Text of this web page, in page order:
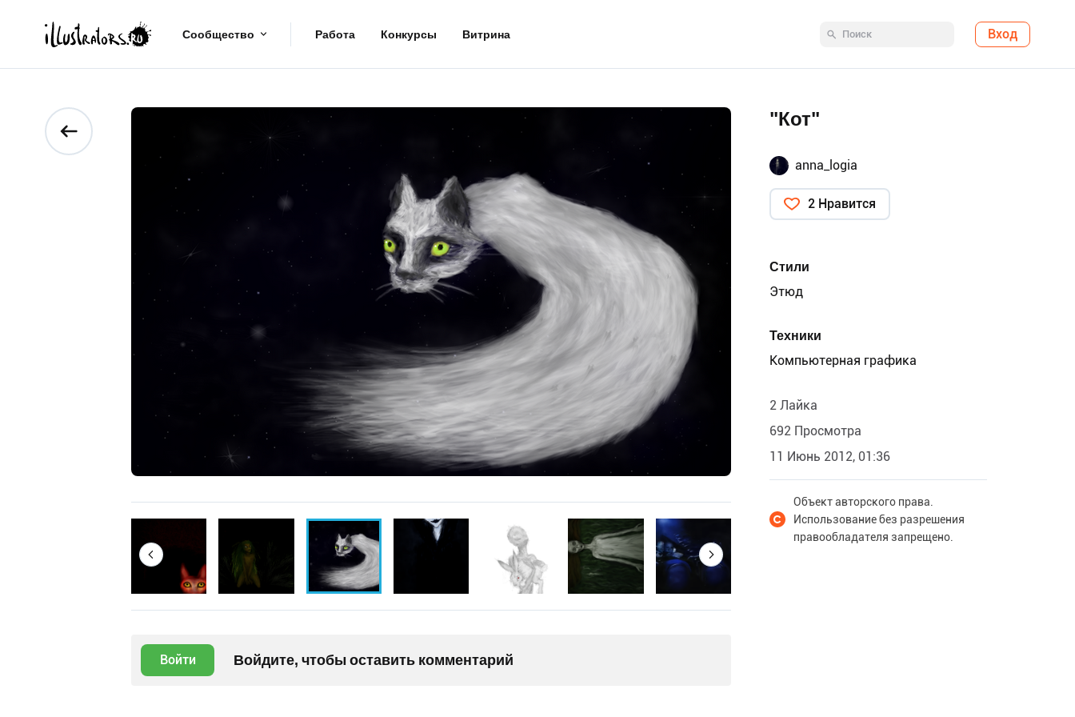
Сообщество Работа Конкурсы Витрина Вход
Войти Войдите, чтобы оставить комментарий
"Кот"
anna_logia
2 Нравится
Стили
Этюд
Техники
Компьютерная графика
2 Лайка
692 Просмотра
11 Июнь 2012, 01:36
Объект авторского права.
Использование без разрешения
правообладателя запрещено.